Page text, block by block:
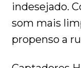
indesejado.
som mais
propenso a